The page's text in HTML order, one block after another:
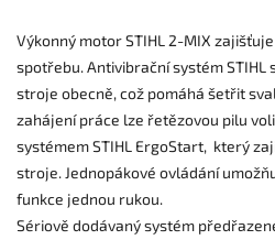
Výkonný motor STIHL 2-MIX
spotřebu. Antivibrační systém STIHL
stroje obecně, což pomáhá šetřit
zahájení práce lze řetězovou pilu
systémem STIHL ErgoStart, který
stroje. Jednopákové ovládání
funkce jednou rukou.
Sériově dodávaný systém